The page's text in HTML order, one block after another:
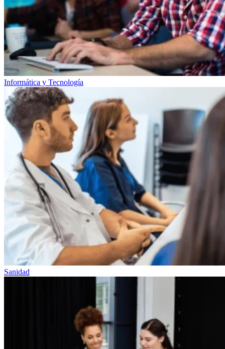
Informática y Tecnología
Sanidad